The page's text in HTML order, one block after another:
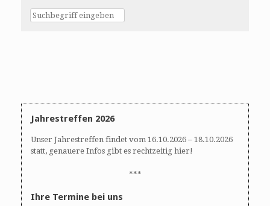
Jahrestreffen 2026
Unser Jahrestreffen findet vom 16.10.2026 – 18.10.2026
statt, genauere Infos gibt es rechtzeitig hier!
***
Ihre Termine bei uns